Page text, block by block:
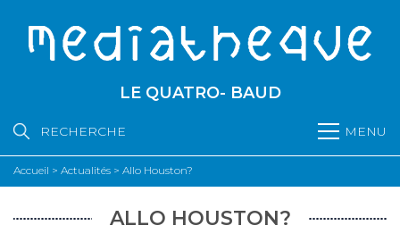
LE QUATRO- BAUD
RECHERCHE MENU
Accueil > Actualités > Allo Houston?
ALLO HOUSTON?